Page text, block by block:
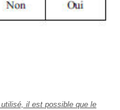
il est possible que le